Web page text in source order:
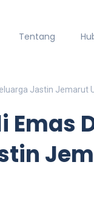
Tentang
Jastin Jemarut
Emas